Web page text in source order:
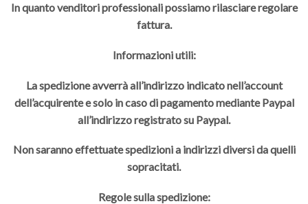
In quanto venditori professionali possiamo rilasciare regolare
fattura.
Informazioni utili:
La spedizione avverrà all’indirizzo indicato nell’account
dell’acquirente e solo in caso di pagamento mediante Paypal
all’indirizzo registrato su Paypal.
Non saranno effettuate spedizioni a indirizzi diversi da quelli
sopracitati.
Regole sulla spedizione: